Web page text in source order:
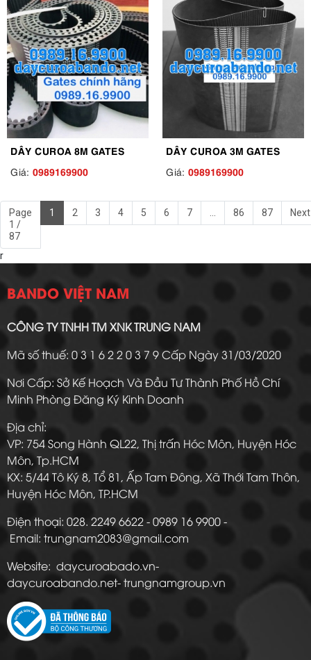
DÂY CUROA 8M GATES
Giá: 0989169900
DÂY CUROA 3M GATES
Giá: 0989169900
Page
1 /
87
1 2 3 4 5 6 7 ... 86 87 Next
r
BANDO VIỆT NAM
CÔNG TY TNHH TM XNK TRUNG NAM
Mã số thuế: 0 3 1 6 2 2 0 3 7 9 Cấp Ngày 31/03/2020
Nơi Cấp: Sở Kế Hoạch Và Đầu Tư Thành Phố Hồ Chí
Minh Phòng Đăng Ký Kinh Doanh
Địa chỉ:
VP: 754 Song Hành QL22, Thị trấn Hóc Môn, Huyện Hóc
Môn, Tp.HCM
KX: 5/44 Tô Ký 8, Tổ 81, Ấp Tam Đông, Xã Thới Tam Thôn,
Huyện Hóc Môn, TP.HCM
Điện thoại: 028. 2249 6622 - 0989 16 9900 -
Email: trungnam2083@gmail.com
Website: daycuroabado.vn-
daycuroabando.net- trungnamgroup.vn